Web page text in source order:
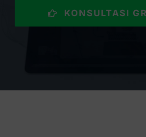
KONSULTASI